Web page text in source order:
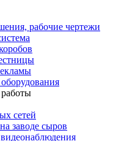
рабочие чертежи
сетей
заводе сыров